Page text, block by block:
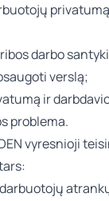
darbo
verslą;
ir
problema.
vyresnioji